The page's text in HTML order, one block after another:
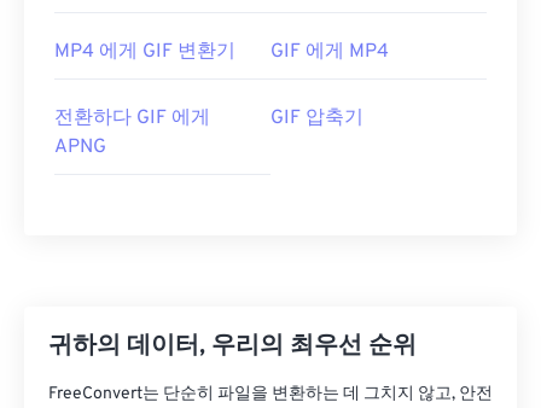
MP4 에게 GIF 변환기 GIF 에게 MP4
전환하다 GIF 에게
APNG
GIF 압축기
귀하의 데이터, 우리의 최우선 순위
FreeConvert는 단순히 파일을 변환하는 데 그치지 않고, 안전